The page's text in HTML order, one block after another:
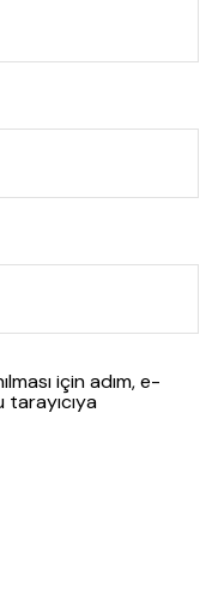
için adım, e-